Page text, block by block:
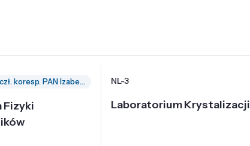
prof. dr hab., czł. koresp. PAN Izabella Grzegory
Fizyki
NL-3
Laboratorium Krystalizacji